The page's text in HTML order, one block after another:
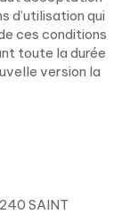
d’utilisation qui
ces conditions
toute la durée
version la
SAINT